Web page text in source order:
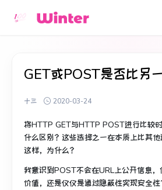
GET或POST是否比另
十三 2020-03-24
将HTTP GET与HTTP POST进行比较
什么区别？ 这些选择之一在本质上比其他
这样，为什么？
我意识到POST不会在URL上公开信息
价值，还是仅仅是通过隐蔽性实现安全性